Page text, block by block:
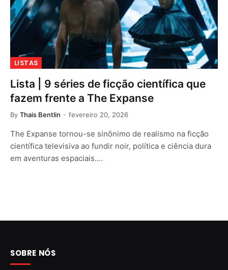
LISTAS
Lista | 9 séries de ficção científica que
fazem frente a The Expanse
By Thais Bentlin fevereiro 20, 2026
The Expanse tornou-se sinônimo de realismo na ficção
científica televisiva ao fundir noir, política e ciência dura
em aventuras espaciais.…
SOBRE NÓS